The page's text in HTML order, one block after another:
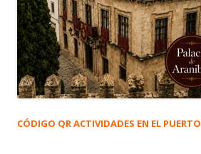
CÓDIGO QR ACTIVIDADES EN EL PUERTO